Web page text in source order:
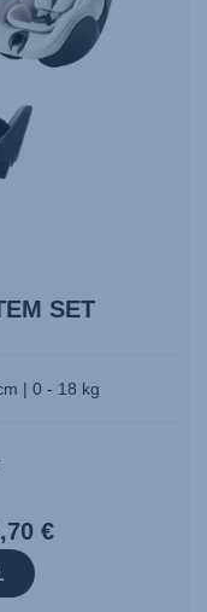
SET
| 0 - 18 kg
€